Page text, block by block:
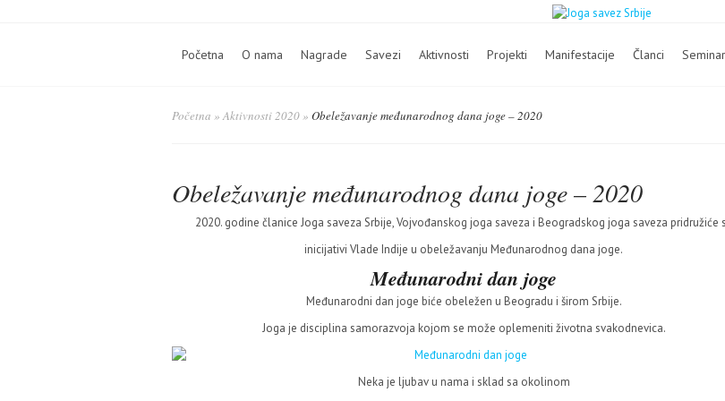
Početna O nama Nagrade Savezi Aktivnosti Projekti Manifestacije Članci
Početna » Aktivnosti 2020» Obeležavanje međunarodnog dana joge – 2020
Obeležavanje međunarodnog dana joge – 2020
2020. godine članice Joga saveza Srbije, Vojvođanskog joga saveza i Beogradskog joga saveza pridružiće
inicijativi Vlade Indije u obeležavanju Međunarodnog dana joge.
Međunarodni dan joge
Međunarodni dan joge biće obeležen u Beogradu i širom Srbije.
Joga je disciplina samorazvoja kojom se može oplemeniti životna svakodnevica.
Neka je ljubav u nama i sklad sa okolinom